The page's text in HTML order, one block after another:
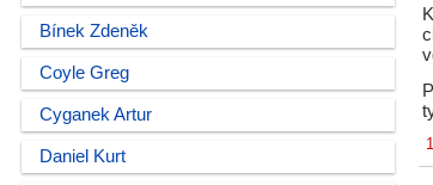
Bínek Zdeněk
Coyle Greg
Cyganek Artur
Daniel Kurt